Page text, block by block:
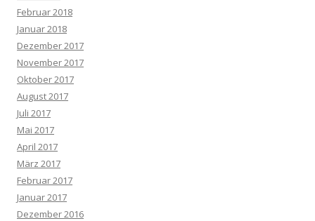
Februar 2018
Januar 2018
Dezember 2017
November 2017
Oktober 2017
August 2017
Juli 2017
Mai 2017
April 2017
März 2017
Februar 2017
Januar 2017
Dezember 2016